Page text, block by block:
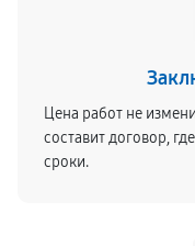
Цена работ не
составит договор,
сроки.